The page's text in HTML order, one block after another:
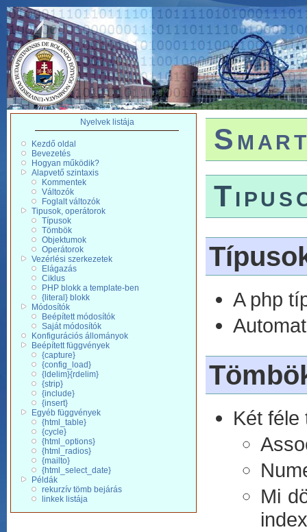
Nyelvek listája
Kezdő oldal
Bevezetés
Hogyan működik?
Alapvető szintaxis
Kommentek
Változók
Foglalt változók
Tipusok, operátorok
Típusok
Tömbök
Objektumok
Operátorok
Vezérlési szerkezetek
Elágazás
Ciklus
PHP blokk a template-ben
{literal} blokk
Módosítók
Beépített módosítók
Saját módosítók
Konfigurációs állományok
Beépített függvények
{capture}
{config_load}
{ldelim}{rdelim}
{strip}
{include}
{insert}
Egyéb függvények
{html_table}
{cycle}
{html_options}
{html_radios}
{mailto}
{html_select_date}
Példák
rekurzív tömb bejárás
linkek listája
A php
Két féle
Mi